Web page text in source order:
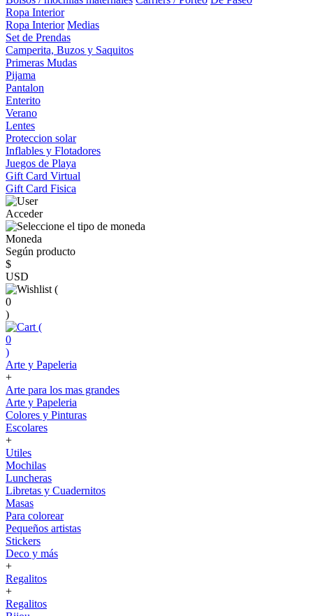
Ropa Interior
Ropa Interior Medias
Set de Prendas
Camperita, Buzos y Saquitos
Primeras Mudas
Pijama
Pantalon
Enterito
Verano
Lentes
Proteccion solar
Inflables y Flotadores
Juegos de Playa
Gift Card Virtual
Gift Card Fisica
Acceder
Moneda
Según producto
$
USD
(
0
)
(
0
)
Arte y Papeleria
+
Arte para los mas grandes
Arte y Papeleria
Colores y Pinturas
Escolares
+
Utiles
Mochilas
Luncheras
Libretas y Cuadernitos
Masas
Para colorear
Pequeños artistas
Stickers
Deco y más
+
Regalitos
+
Regalitos